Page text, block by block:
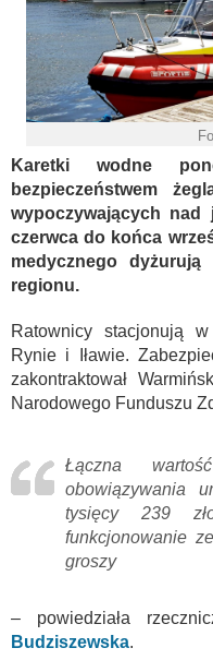
Karetki wodne
bezpieczeństwem
wypoczywających nad
czerwca do końca
medycznego dyżurują
regionu.
Ratownicy stacjonują
Rynie i Iławie.
zakontraktował
Narodowego Funduszu
Łączna
obowiązywania
tysięcy 239
funkcjonowanie
groszy
– powiedziała
Budziszewska.